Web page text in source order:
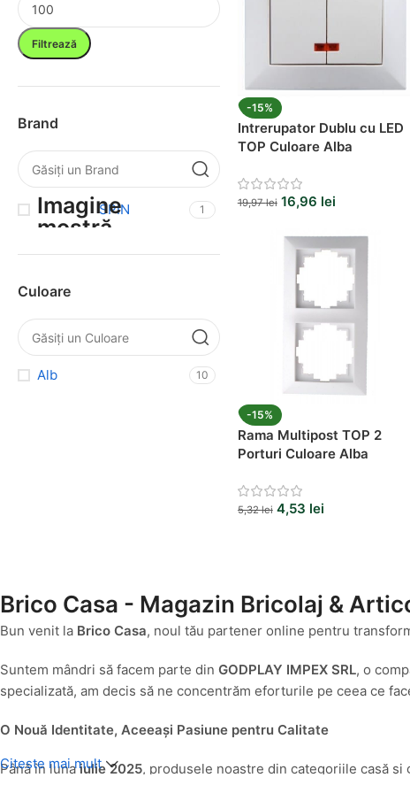
Filtrează
Brand
SPIN 1
Culoare
Alb 10
-15%
Intrerupator Dublu cu LED
TOP Culoare Alba
19,97lei 16,96 lei
-15%
Rama Multipost TOP 2
Porturi Culoare Alba
5,32lei 4,53 lei
Brico Casa - Magazin Bricolaj &
Bun venit la Brico Casa, noul tău partener online pentru
Suntem mândri să facem parte din GODPLAY IMPEX SRL, o
specializată, am decis să ne concentrăm eforturile pe ceea ce
O Nouă Identitate, Aceeași Pasiune pentru Calitate
Până în lunaiulie 2025, produsele noastre din categoriile casă
Citeste mai mult